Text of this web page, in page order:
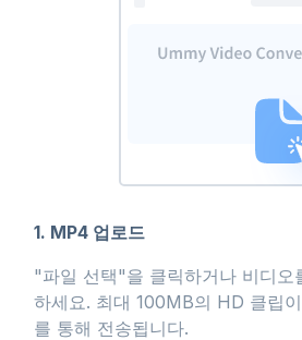
1. MP4 업로드
"파일 선택"을 클릭하거나 비디오
하세요. 최대 100MB의 HD 클립
를 통해 전송됩니다.